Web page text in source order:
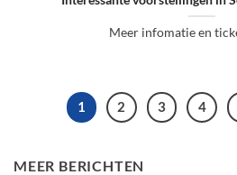
Meer infomatie en
1 2 3 4
MEER BERICHTEN